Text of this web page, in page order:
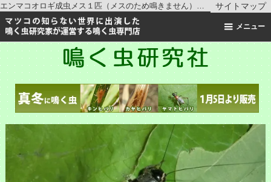
エンマコオロギ成虫メス１匹（メスのため鳴きません）【ご入金後２日以内に発送】 ｜ コオロギの仲間 ｜鳴く虫研究社 | スズムシ マツムシ キリギリス 通販 サイトマップ
メニュー